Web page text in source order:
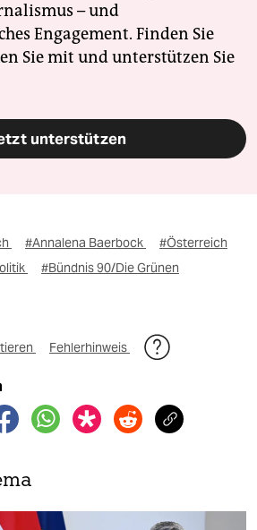
– und
Engagement. Finden Sie
Sie mit und unterstützen Sie
unterstützen
#Annalena Baerbock
#Österreich
#Bündnis 90/Die Grünen
Fehlerhinweis